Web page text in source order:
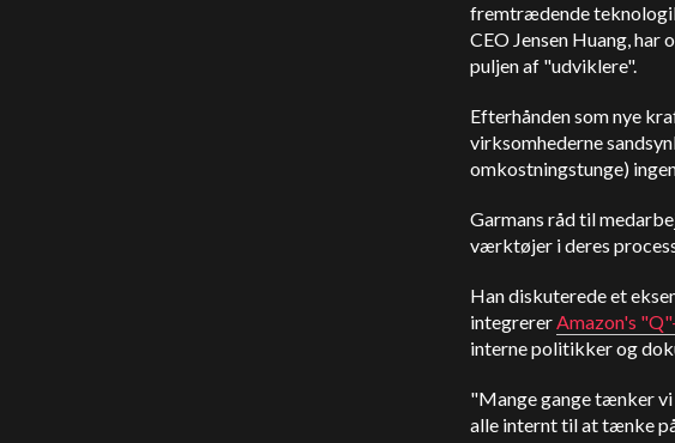
fremtrædende
CEO Jensen Huang,
puljen af "udviklere".
Efterhånden som nye
virksomhederne
omkostningstunge)
Garmans råd til
værktøjer i deres
Han diskuterede et
integrererAmazon's
interne politikker og
"Mange gange tænker vi
alle internt til at tænke